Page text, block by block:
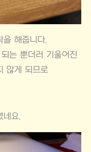
을 해줍니다.
는 뿐더러 기울어진
않게 되므로
네요.